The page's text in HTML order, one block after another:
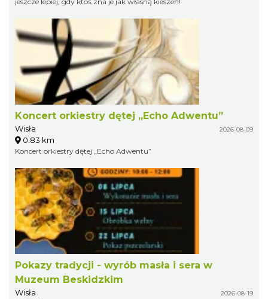
Koncert orkiestry dętej „Echo Adwentu”
Wisła 2026-08-09
0.83 km
Koncert orkiestry dętej „Echo Adwentu”
Pokazy tradycji - wyrób masła i sera w
Muzeum Beskidzkim
Wisła 2026-08-19